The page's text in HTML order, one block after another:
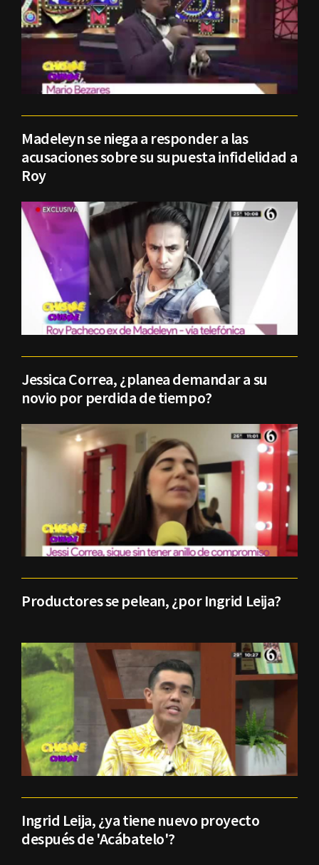
Madeleyn se niega a responder a las
acusaciones sobre su supuesta infidelidad a
Roy
Jessica Correa, ¿planea demandar a su
novio por perdida de tiempo?
Productores se pelean, ¿por Ingrid Leija?
Ingrid Leija, ¿ya tiene nuevo proyecto
después de 'Acábatelo'?